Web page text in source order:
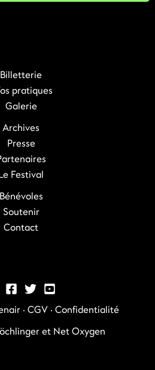
Billetterie
pratiques
Galerie
Archives
Presse
Festival
Bénévoles
Soutenir
Contact
· CGV· Confidentialité
et Net Oxygen